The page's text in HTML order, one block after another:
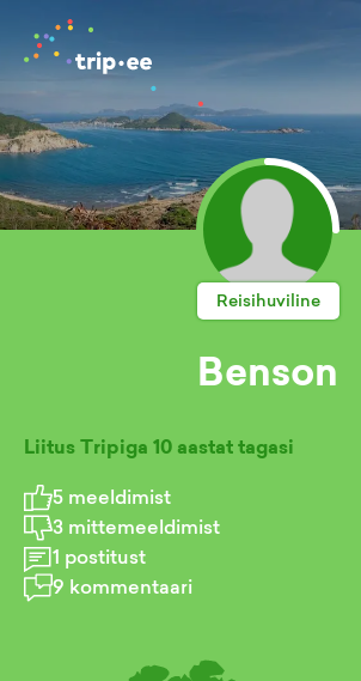
Reisihuviline
Benson
Liitus Tripiga 10 aastat tagasi
5 meeldimist
3 mittemeeldimist
1 postitust
9 kommentaari